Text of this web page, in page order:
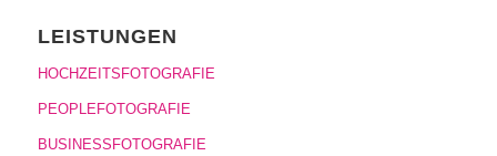
LEISTUNGEN
HOCHZEITSFOTOGRAFIE
PEOPLEFOTOGRAFIE
BUSINESSFOTOGRAFIE